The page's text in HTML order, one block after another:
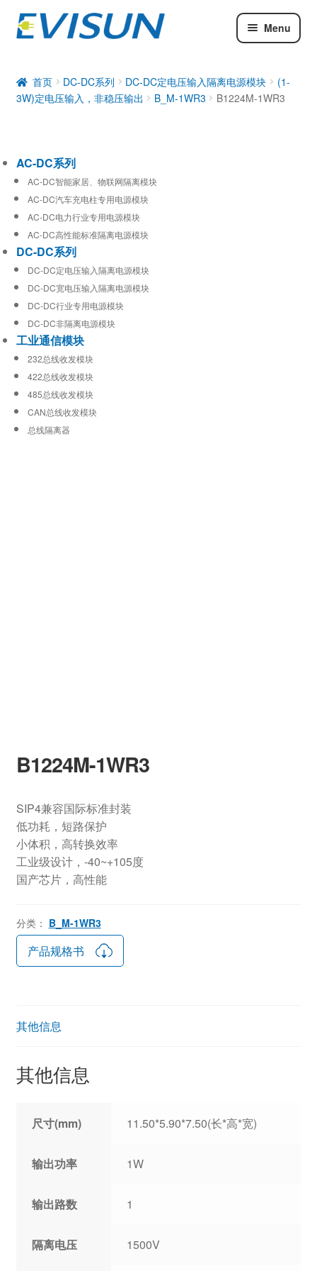
Menu
DC-DC系列
工业通信模块
首页 DC-DC系列 DC-DC定电压输入隔离电源模块
(1-
3W)定电压输入，非稳压输出
B_M-1WR3 B1224M-1WR3
B1224M-1WR3
SIP4兼容国际标准封装
低功耗，短路保护
小体积，高转换效率
工业级设计，-40~+105度
国产芯片，高性能
分类： B_M-1WR3
产品规格书
其他信息
其他信息
尺寸(mm) 11.50*5.90*7.50(长*高*宽)
输出功率 1W
输出路数 1
隔离电压 1500V
AC-DC系列
AC-DC智能家居、物联网隔离模块
AC-DC汽车充电柱专用电源模块
AC-DC电力行业专用电源模块
AC-DC高性能标准隔离电源模块
DC-DC系列
DC-DC定电压输入隔离电源模块
DC-DC宽电压输入隔离电源模块
DC-DC行业专用电源模块
DC-DC非隔离电源模块
工业通信模块
232总线收发模块
422总线收发模块
485总线收发模块
CAN总线收发模块
总线隔离器